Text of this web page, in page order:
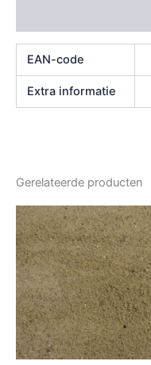
EAN-code
Extra informatie
Gerelateerde producten